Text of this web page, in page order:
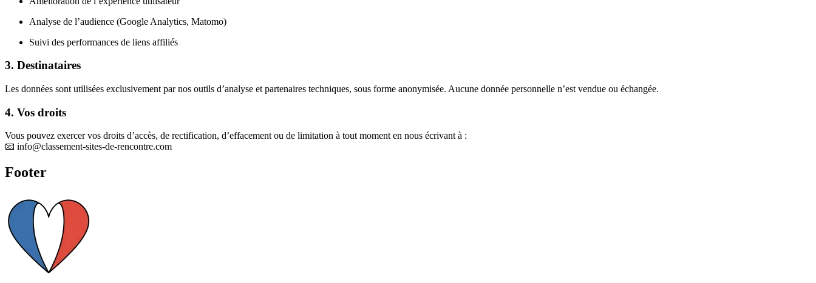
Analyse de l’audience (Google Analytics, Matomo)
Suivi des performances de liens affiliés
3. Destinataires
Les données sont utilisées exclusivement par nos outils d’analyse et partenaires techniques, sous forme anonymisée. Aucune donnée personnelle n’est vendue ou échangée.
4. Vos droits
Vous pouvez exercer vos droits d’accès, de rectification, d’effacement ou de limitation à tout moment en nous écrivant à :
📧 info@classement-sites-de-rencontre.com
Footer